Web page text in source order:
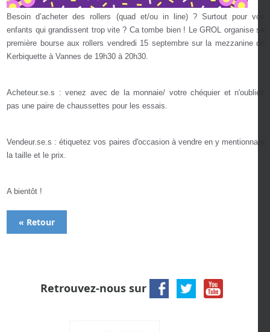
Besoin d’acheter des rollers (quad et/ou in line) ? Surtout pour vos
enfants qui grandissent trop vite ? Ca tombe bien ! Le GROL organise sa
première bourse aux rollers vendredi 15 septembre sur la mezzanine de
Kerbiquette à Vannes de 19h30 à 20h30.
Acheteur.se.s : venez avec de la monnaie/ votre chéquier et n'oubliez
pas une paire de chaussettes pour les essais.
Vendeur.se.s : étiquetez vos paires d'occasion à vendre en y mentionnant
la taille et le prix.
A bientôt !
« Retour
Retrouvez-nous sur